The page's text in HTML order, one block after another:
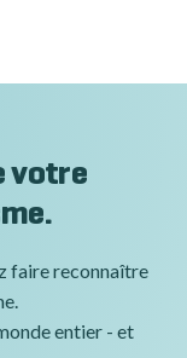
votre
faire reconnaître
entier - et